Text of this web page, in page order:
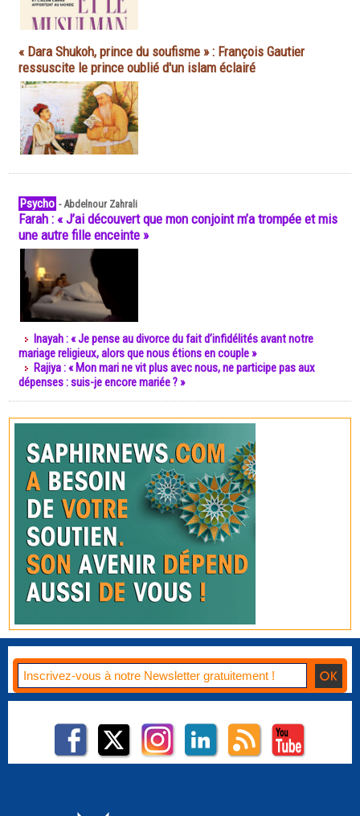
« Dara Shukoh, prince du soufisme » : François Gautier
ressuscite le prince oublié d'un islam éclairé
Psycho -Abdelnour Zahrali
Farah : « J’ai découvert que mon conjoint m’a trompée et mis
une autre fille enceinte »
Inayah : « Je pense au divorce du fait d’infidélités avant notre
mariage religieux, alors que nous étions en couple »
Rajiya : « Mon mari ne vit plus avec nous, ne participe pas aux
dépenses : suis-je encore mariée ? »